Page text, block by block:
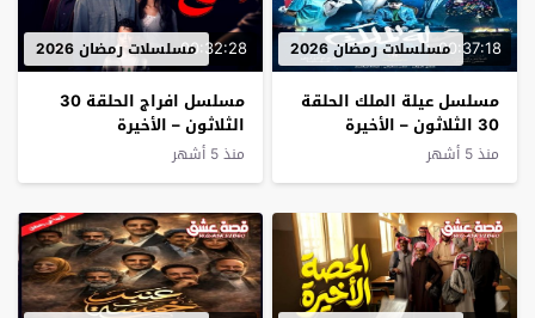
00:37:18مسلسلات رمضان 2026
مسلسل عيلة الملك الحلقة
30 الثلاثون – الأخيرة
منذ 5 أشهر
00:32:28مسلسلات رمضان 2026
مسلسل افراج الحلقة 30
الثلاثون – الأخيرة
منذ 5 أشهر